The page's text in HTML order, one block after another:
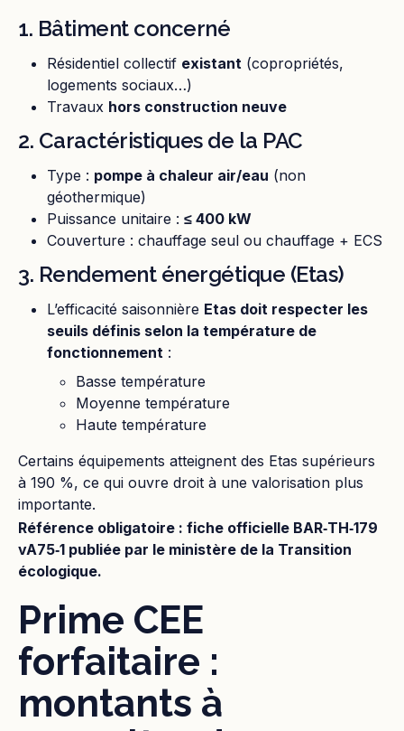
1. Bâtiment concerné
Résidentiel collectif existant (copropriétés,
logements sociaux…)
Travaux hors construction neuve
2. Caractéristiques de la PAC
Type : pompe à chaleur air/eau (non
géothermique)
Puissance unitaire : ≤ 400 kW
Couverture : chauffage seul ou chauffage + ECS
3. Rendement énergétique (Etas)
L’efficacité saisonnière Etas doit respecter les
seuils définis selon la température de
fonctionnement :
Basse température
Moyenne température
Haute température
Certains équipements atteignent des Etas supérieurs
à 190 %, ce qui ouvre droit à une valorisation plus
importante.
Référence obligatoire : fiche officielle BAR‑TH‑179
vA75‑1 publiée par le ministère de la Transition
écologique.
Prime CEE
forfaitaire :
montants à